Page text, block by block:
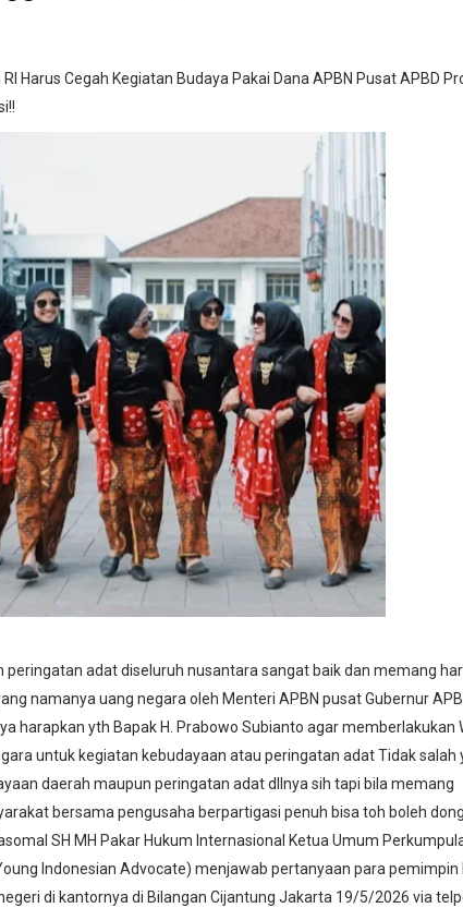
putra-putri meriahkan, HUT Ri yang ke 81, Di
KASIH PIHAK SEKOLAH KEPADA KONTRAKTOR
Pandeglang Gelar "Goes To School",
AKBP Kadek Ary Mahardika Kunjungi Pos Kotis
di Kp. Caringinlor Tinggal di Rumah Tak Layak Huni,
Harus Cegah Kegiatan Budaya Pakai Dana APBN Pusat APBD
peringatan adat diseluruh nusantara sangat baik dan memang
namanya uang negara oleh Menteri APBN pusat Gubernur
harapkan yth Bapak H. Prabowo Subianto agar memberlakukan
untuk kegiatan kebudayaan atau peringatan adat Tidak salah
daerah maupun peringatan adat dllnya sih tapi bila memang
bersama pengusaha berpartigasi penuh bisa toh boleh
SH MH Pakar Hukum Internasional Ketua Umum
Indonesian Advocate) menjawab pertanyaan para pemimpin
di kantornya di Bilangan Cijantung Jakarta 19/5/2026 via